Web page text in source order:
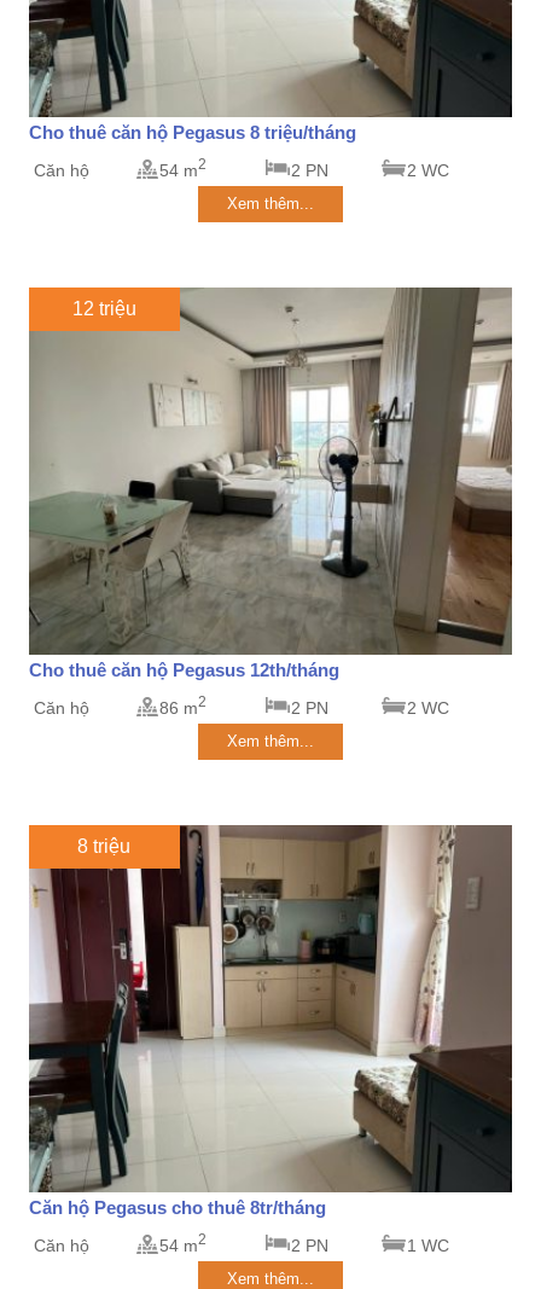
Cho thuê căn hộ Pegasus 8 triệu/tháng
Căn hộ 54 m2 2 PN 2 WC
Xem thêm...
12 triệu
Cho thuê căn hộ Pegasus 12th/tháng
Căn hộ 86 m2 2 PN 2 WC
Xem thêm...
8 triệu
Căn hộ Pegasus cho thuê 8tr/tháng
Căn hộ 54 m2 2 PN 1 WC
Xem thêm...